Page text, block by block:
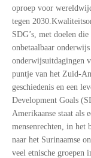
oproep voor
tegen
SDG’s, met doelen
onbetaalbaar
onderwijsuitdagingen
puntje van het Zuid-
geschiedenis en een
Development Goals
Amerikaanse staat als
mensenrechten, in
naar het Surinaamse
veel etnische groepen